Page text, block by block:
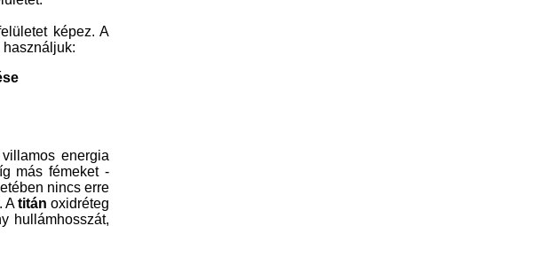
képez. A
energia
más fémeket -
nincs erre
Atitán oxidréteg
hullámhosszát,